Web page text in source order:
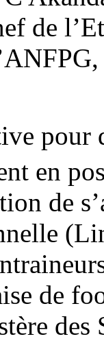
de
en
de
de
des